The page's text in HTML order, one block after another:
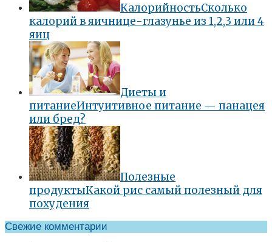
КалорийностьСколько
калорий в яичнице-глазунье из 1,2,3 или 4
яиц
Диеты и
питаниеИнтуитивное питание — панацея
или бред?
Полезные
продуктыКакой рис самый полезный для
похудения
Свежие комментарии